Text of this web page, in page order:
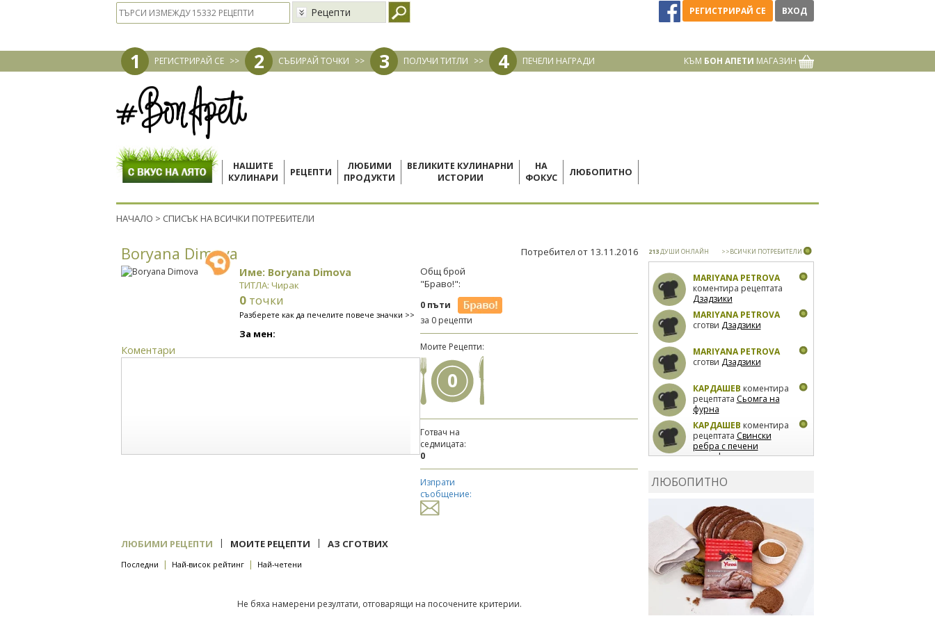
Рецепти РЕГИСТРИРАЙ СЕ ВХОД
1 РЕГИСТРИРАЙ СЕ >> 2 СЪБИРАЙ ТОЧКИ >> 3 ПОЛУЧИ ТИТЛИ >> 4 ПЕЧЕЛИ НАГРАДИ КЪМ БОН АПЕТИ МАГАЗИН
НАШИТЕ
КУЛИНАРИ
РЕЦЕПТИ
ЛЮБИМИ
ПРОДУКТИ
ВЕЛИКИТЕ КУЛИНАРНИ
ИСТОРИИ
НА
ФОКУС
ЛЮБОПИТНО
НАЧАЛО > СПИСЪК НА ВСИЧКИ ПОТРЕБИТЕЛИ
Boryana Dimova Потребител от 13.11.2016
Име: Boryana Dimova
ТИТЛА: Чирак
0 точки
Разберете как да печелите повече значки >>
За мен:
Коментари
Общ брой
"Браво!":
0 пъти
за 0 рецепти
Моите Рецепти:
0
Готвач на
седмицата:
0
Изпрати
съобщение:
ЛЮБИМИ РЕЦЕПТИ | МОИТЕ РЕЦЕПТИ | АЗ СГОТВИХ
Последни | Най-висок рейтинг | Най-четени
Не бяха намерени резултати, отговарящи на посочените критерии.
213ДУШИ ОНЛАЙН >>ВСИЧКИ ПОТРЕБИТЕЛИ
MARIYANA PETROVA
коментира рецептата
Дзадзики
MARIYANA PETROVA
сготви Дзадзики
MARIYANA PETROVA
сготви Дзадзики
КАРДАШЕВ коментира
рецептата Сьомга на
фурна
КАРДАШЕВ коментира
рецептата Свински
ребра с печени
картофи
лимон
коментира рецептата
Киноа със зеленчуци
ЛЮБОПИТНО